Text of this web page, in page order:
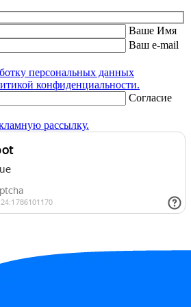
Ваше Имя
Ваш e-mail
персональных данных
конфиденциальности.
Согласие
рассылку.